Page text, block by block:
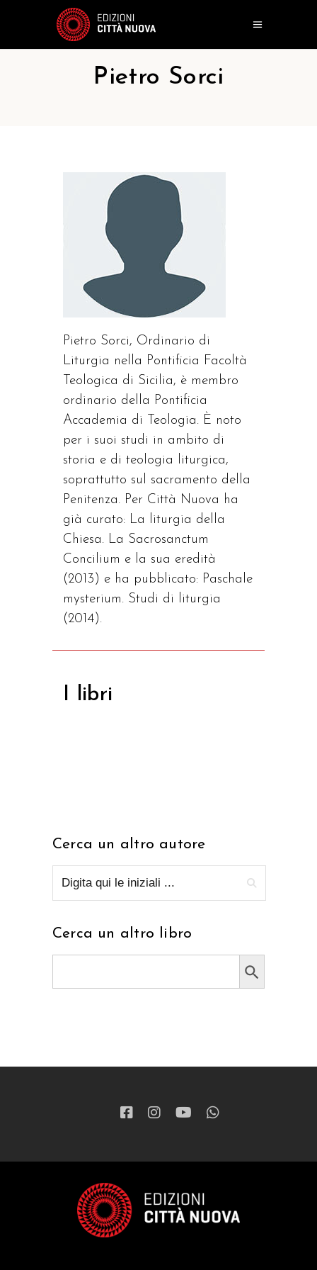
Pietro Sorci
Pietro Sorci, Ordinario di
Liturgia nella Pontificia Facoltà
Teologica di Sicilia, è membro
ordinario della Pontificia
Accademia di Teologia. È noto
per i suoi studi in ambito di
storia e di teologia liturgica,
soprattutto sul sacramento della
Penitenza. Per Città Nuova ha
già curato: La liturgia della
Chiesa. La Sacrosanctum
Concilium e la sua eredità
(2013) e ha pubblicato: Paschale
mysterium. Studi di liturgia
(2014).
I libri
Cerca un altro autore
Cerca un altro libro
Search Button